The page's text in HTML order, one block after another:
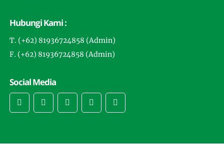
Hubungi Kami :
T. (+62) 81936724858 (Admin)
F. (+62) 81936724858 (Admin)
Social Media